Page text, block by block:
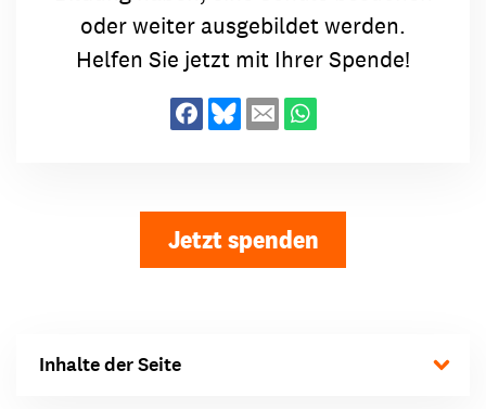
oder weiter ausgebildet werden.
Helfen Sie jetzt mit Ihrer Spende!
Jetzt spenden
Inhalte der Seite